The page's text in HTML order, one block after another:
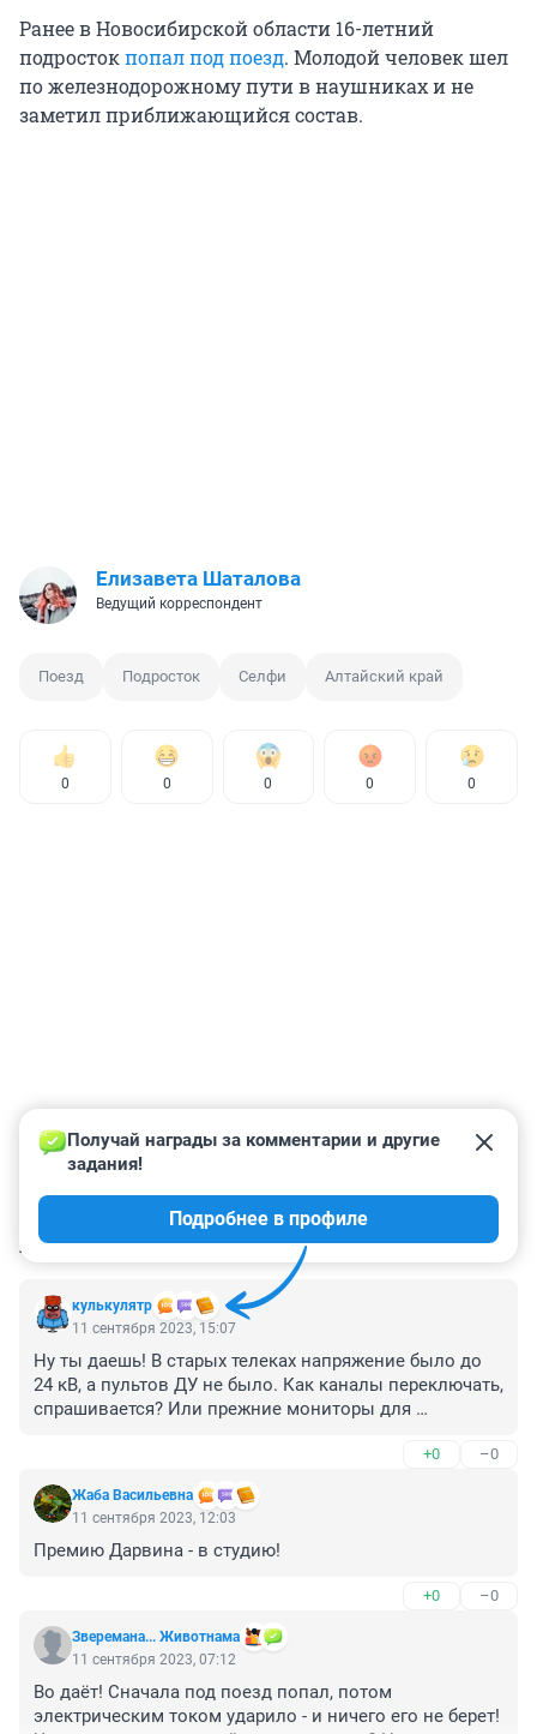
Ранее в Новосибирской области 16-летний
подростокпопал под поезд. Молодой человек шел
по железнодорожному пути в наушниках и не
заметил приближающийся состав.
Елизавета Шаталова
Ведущий корреспондент
Поезд Подросток Селфи Алтайский край
0 0 0 0 0
КОММЕНТАРИИ 48
кулькулятр
Получай награды за комментарии и другие
задания!
Подробнее в профиле
11 сентября 2023, 15:07
Ну ты даешь! В старых телеках напряжение было до
24 кВ, а пультов ДУ не было. Как каналы переключать,
спрашивается? Или прежние мониторы для
Я некоторое время работал на установках проверки
спецЭЛТ. Там напряжение до 50 кВ, а конструкторы
сидят себе за установкой и работают. Тоже
полагалась 5 группа допуска.
+0 –0
Жаба Васильевна
11 сентября 2023, 12:03
Премию Дарвина - в студию!
+0 –0
Зверемана... Животнама
11 сентября 2023, 07:12
Во даёт! Сначала под поезд попал, потом
электрическим током ударило - и ничего его не берет!